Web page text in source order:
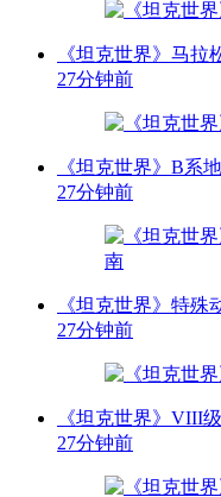
《坦克世界》马拉
27分钟前
《坦克世界》B系
27分钟前
《坦克世界》特殊
27分钟前
《坦克世界》VIII
27分钟前